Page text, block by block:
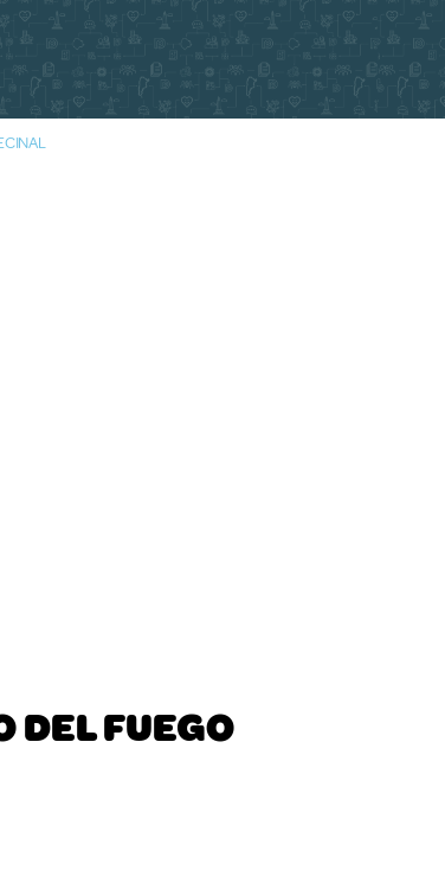
DEL FUEGO